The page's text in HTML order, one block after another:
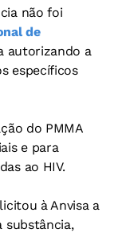
não foi
de
autorizando a
específicos
do PMMA
e para
ao HIV.
à Anvisa a
substância,